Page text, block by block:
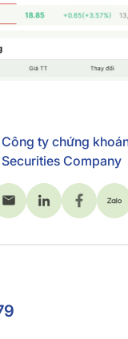
Công ty chứng
Securities Company